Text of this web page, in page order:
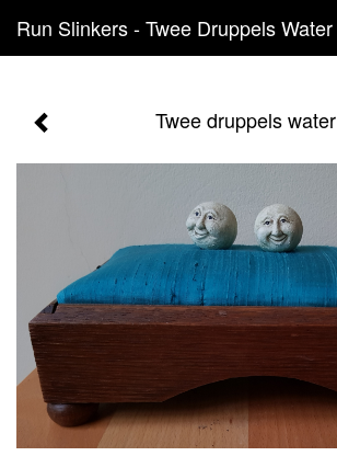
Run Slinkers - Twee Druppels Water
Twee druppels water